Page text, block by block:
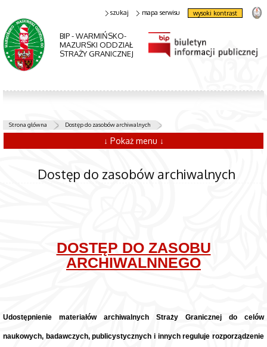
BIP - WARMIŃSKO-
MAZURSKI ODDZIAŁ
STRAŻY GRANICZNEJ
szukaj mapa serwisu wysoki kontrast
Strona główna Dostęp do zasobów archiwalnych
↓ Pokaż menu ↓
Dostęp do zasobów archiwalnych
DOSTĘP DO ZASOBU
ARCHIWALNNEGO
Udostępnienie materiałów archiwalnych Straży Granicznej do celów
naukowych, badawczych, publicystycznych i innych reguluje rozporządzenie